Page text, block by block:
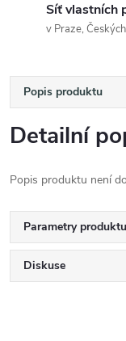
Síť vlastních
v Praze,
Popis produktu
Detailní
Popis produktu není
Parametry produktu
Diskuse